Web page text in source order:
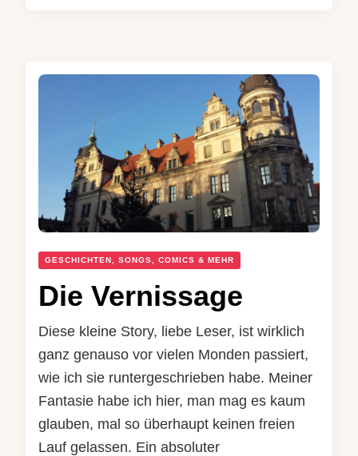
GESCHICHTEN, SONGS, COMICS & MEHR
Die Vernissage
Diese kleine Story, liebe Leser, ist wirklich
ganz genauso vor vielen Monden passiert,
wie ich sie runtergeschrieben habe. Meiner
Fantasie habe ich hier, man mag es kaum
glauben, mal so überhaupt keinen freien
Lauf gelassen. Ein absoluter